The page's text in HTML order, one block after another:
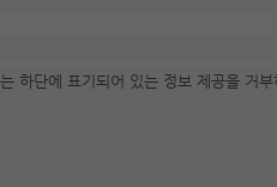
하단에 표기되어 있는 정보 제공을